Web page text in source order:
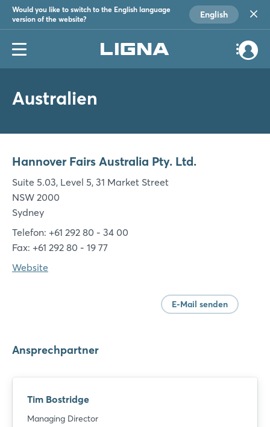
Would you like to switch to the English language
version of the website?
English
Australien
Hannover Fairs Australia Pty. Ltd.
Suite 5.03, Level 5, 31 Market Street
NSW 2000
Sydney
Telefon: +61 292 80 - 34 00
Fax: +61 292 80 - 19 77
Website
E-Mail senden
Ansprechpartner
Tim Bostridge
Managing Director